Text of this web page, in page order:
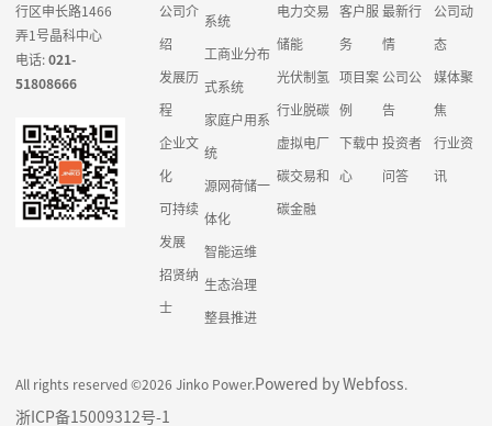
行区申长路1466
弄1号晶科中心
电话:021-
51808666
公司介
绍
发展历
程
企业文
化
可持续
发展
招贤纳
士
系统
工商业分布
式系统
家庭户用系
统
源网荷储一
体化
智能运维
生态治理
整县推进
电力交易
储能
光伏制氢
行业脱碳
虚拟电厂
碳交易和
碳金融
客户服
务
项目案
例
下载中
心
最新行
情
公司公
告
投资者
问答
公司动
态
媒体聚
焦
行业资
讯
All rights reserved ©2026 Jinko Power.Powered by Webfoss.
浙ICP备15009312号-1